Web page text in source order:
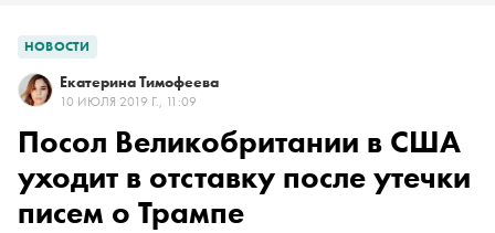
НОВОСТИ
Екатерина Тимофеева
10 ИЮЛЯ 2019 Г., 11:09
Посол Великобритании в США
уходит в отставку после утечки
писем о Трампе